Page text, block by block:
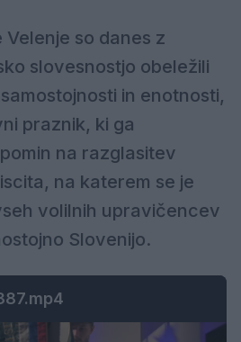
so danes z
slovesnostjo obeležili
in enotnosti,
praznik, ki ga
na razglasitev
na katerem se je
volilnih upravičencev
Slovenijo.